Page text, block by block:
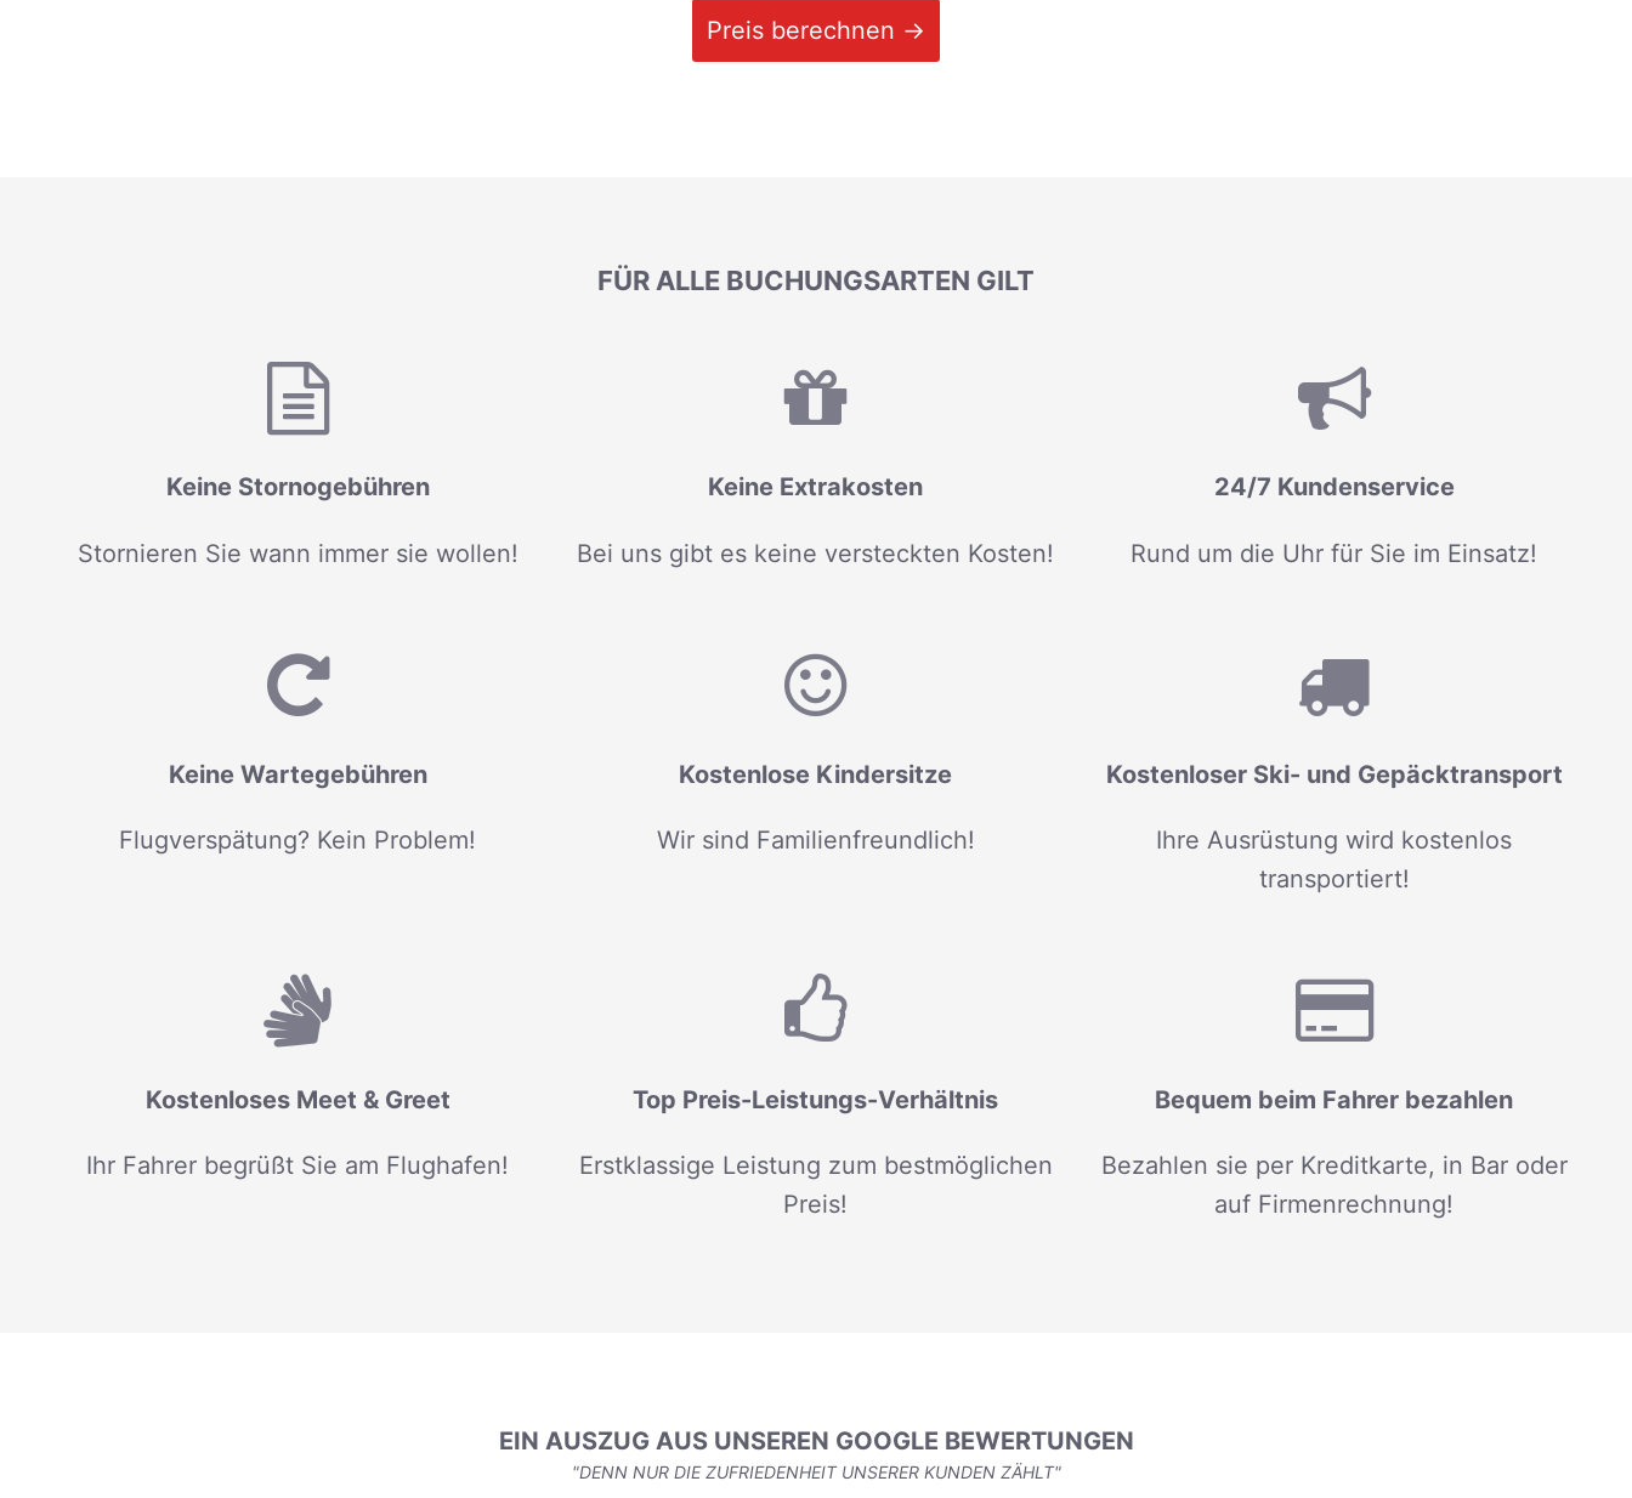
Preis berechnen →
FÜR ALLE BUCHUNGSARTEN GILT
Keine Stornogebühren
Stornieren Sie wann immer sie wollen!
Keine Extrakosten
Bei uns gibt es keine versteckten Kosten!
24/7 Kundenservice
Rund um die Uhr für Sie im Einsatz!
Keine Wartegebühren
Flugverspätung? Kein Problem!
Kostenlose Kindersitze
Wir sind Familienfreundlich!
Kostenloser Ski- und Gepäcktransport
Ihre Ausrüstung wird kostenlos
transportiert!
Kostenloses Meet & Greet
Ihr Fahrer begrüßt Sie am Flughafen!
Top Preis-Leistungs-Verhältnis
Erstklassige Leistung zum bestmöglichen
Preis!
Bequem beim Fahrer bezahlen
Bezahlen sie per Kreditkarte, in Bar oder
auf Firmenrechnung!
EIN AUSZUG AUS UNSEREN GOOGLE BEWERTUNGEN
"DENN NUR DIE ZUFRIEDENHEIT UNSERER KUNDEN ZÄHLT"